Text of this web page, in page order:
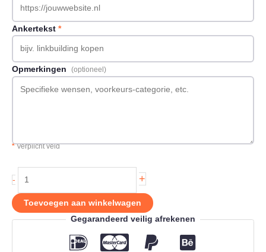
Ankertekst *
Opmerkingen (optioneel)
*Verplicht veld
-
Cravez.nl
aantal
+
Toevoegen aan winkelwagen
Gegarandeerd veilig afrekenen